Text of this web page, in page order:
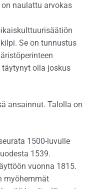
naulattu arvokas
Se on tunnustus
olla joskus
ansainnut. Talolla on
1500-luvulle
1539.
vuonna 1815.
myöhemmät